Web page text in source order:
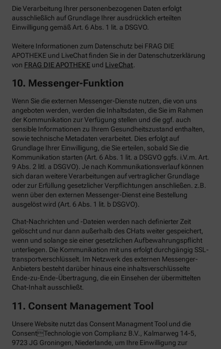
Die Verarbeitung Ihrer personenbezogenen Daten erfolgt
ausschließlich auf Grundlage Ihrer ausdrücklich erteilten
Einwilligung gemäß Art. 6 Abs. 1 lit. a DSGVO.
Weitere Informationen zum Datenschutz bei FRAG DIE
APOTHEKE und LiveChat finden Sie in der Datenschutzerklärung
von FRAG DIE APOTHEKE und LiveChat
10. Messenger-Funktion
Wenn Sie die externen Messenger-Dienste nutzen, die von uns
angeboten werden, werden die Inhaltsdaten, die Sie im Rahmen
der Kommunikation zur Verfügung stellen und die ggf. auch
sensible Informationen zu Ihrem Gesundheitszustand enthalten,
sowie technische Metadaten verarbeitet. Dies erfolgt auf
Grundlage Ihrer Einwilligung, die Sie erteilen, sobald Sie die
Kommunikation starten (Art. 6 Abs. 1 lit. a DSGVO ggfs. i.V.m. Art.
9 Abs. 2 litl. a DSGVO). Je nach Kommunikationsverlauf können
sich daran weitere Verarbeitungen auf vertraglicher Grundlage
oder zur Erfüllung gesetzlicher Verpflichtungen anschließen. z.B.
wenn über den externen Messenger-Dienst eine Bestellung
ausgelöst wird (Art. 6 Abs. 1 lit. b DSGVO).
Chat-Nachrichten und -Dateien werden nach definierter Zeit
gelöscht und nur dann außerhalb des CHats weiter gespeichert,
wenn und solange sie einer gesetzlichen Aufbewahrungspflicht
unterliegen. Die Kommunikation mit uns erfolgt durchgängig SSL-
transportverschlüsselt. Im Netzwerk des externen Messenger-
Anbieters besteht darüber hinaus eine inhaltsverschlüsselte
Ende-zu-Ende-Übertragung, die ein Einsehen der übermittelten
Chat-Inhalt ausschließt.
11. Consent Management Tool
Unsere Website nutzt das Consent Managment Tool und die
ConsentTechnologie von Complianz B.V., Kalmarweg 14-5,
9723 JG Groningen, Niederlande, um Ihre Einwilligung zur